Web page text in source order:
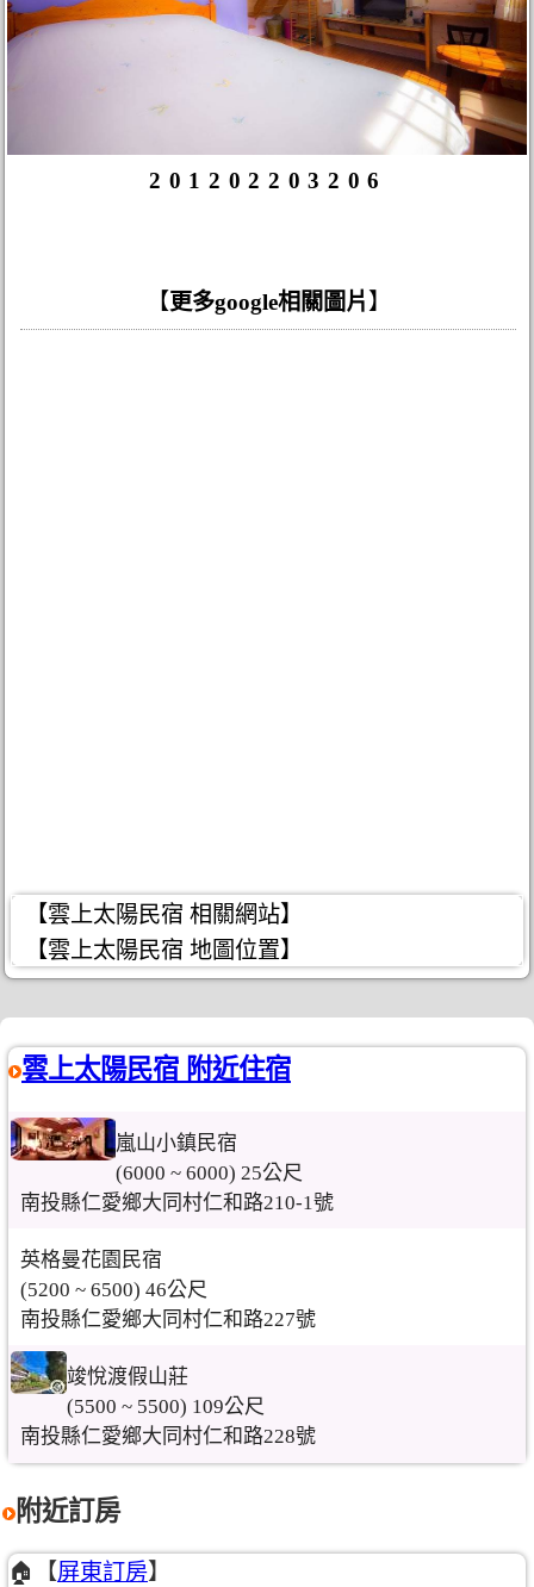
201202203206
【更多google相關圖片】
【雲上太陽民宿 相關網站】
【雲上太陽民宿 地圖位置】
雲上太陽民宿 附近住宿
嵐山小鎮民宿
(6000 ~ 6000) 25公尺
南投縣仁愛鄉大同村仁和路210-1號
英格曼花園民宿
(5200 ~ 6500) 46公尺
南投縣仁愛鄉大同村仁和路227號
竣悅渡假山莊
(5500 ~ 5500) 109公尺
南投縣仁愛鄉大同村仁和路228號
附近訂房
🏠【屏東訂房】